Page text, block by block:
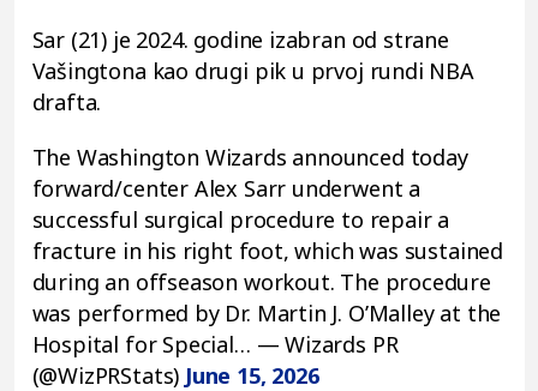
Sar (21) je 2024. godine izabran od strane
Vašingtona kao drugi pik u prvoj rundi NBA
drafta.
The Washington Wizards announced today
forward/center Alex Sarr underwent a
successful surgical procedure to repair a
fracture in his right foot, which was sustained
during an offseason workout. The procedure
was performed by Dr. Martin J. O’Malley at the
Hospital for Special… — Wizards PR
(@WizPRStats) June 15, 2026